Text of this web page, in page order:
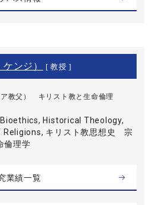
ンジ） [ 教授 ]
教父） キリスト教と生命倫理
Historical Theology,
Religions, キリスト教思想史 宗
理学
業績一覧